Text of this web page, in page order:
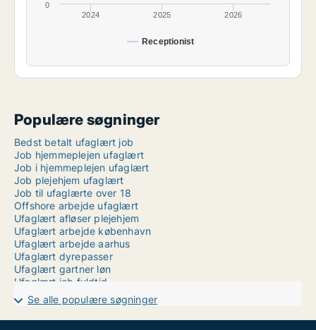
Receptionist
2024 2025 2026
0
Populære søgninger
Bedst betalt ufaglært job
Job hjemmeplejen ufaglært
Job i hjemmeplejen ufaglært
Job plejehjem ufaglært
Job til ufaglærte over 18
Offshore arbejde ufaglært
Ufaglært afløser plejehjem
Ufaglært arbejde københavn
Ufaglært arbejde aarhus
Ufaglært dyrepasser
Ufaglært gartner løn
Ufaglært job fuldtid
Ufaglært job helsingør
Ufaglært job hospital
Ufaglært job lego
Se alle populære søgninger